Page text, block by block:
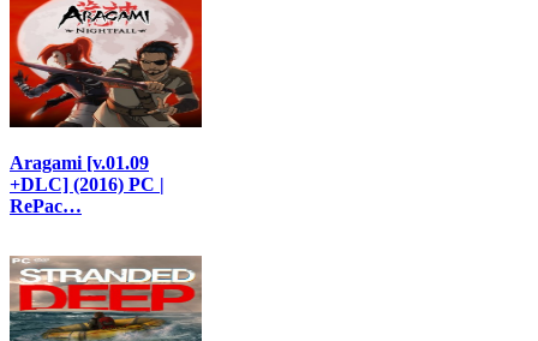
Aragami [v.01.09
+DLC] (2016) PC |
RePac…